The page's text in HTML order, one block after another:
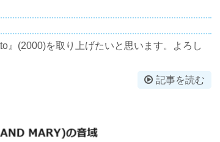
』(2000)を取り上げたいと思います。よろし
記事を読む